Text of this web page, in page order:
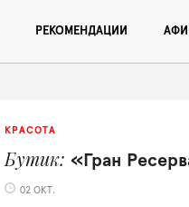
РЕКОМЕНДАЦИИ
КРАСОТА
Бутик «Гран
02 ОКТ.